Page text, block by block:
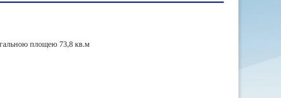
площею 73,8 кв.м